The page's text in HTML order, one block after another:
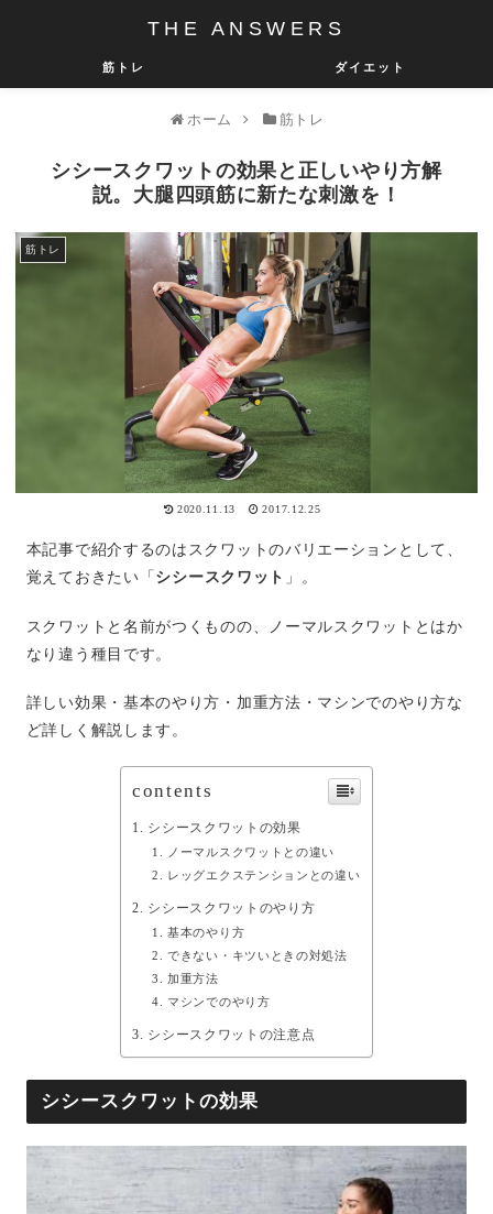
THE ANSWERS
筋トレ ダイエット
ホーム 筋トレ
シシースクワットの効果と正しいやり方解
説。大腿四頭筋に新たな刺激を！
筋トレ
2020.11.13 2017.12.25
本記事で紹介するのはスクワットのバリエーションとして、
覚えておきたい「 シシースクワット 」。
スクワットと名前がつくものの、ノーマルスクワットとはか
なり違う種目です。
詳しい効果・基本のやり方・加重方法・マシンでのやり方な
ど詳しく解説します。
contents
シシースクワットの効果
ノーマルスクワットとの違い
レッグエクステンションとの違い
シシースクワットのやり方
基本のやり方
できない・キツいときの対処法
加重方法
マシンでのやり方
シシースクワットの注意点
シシースクワットの効果